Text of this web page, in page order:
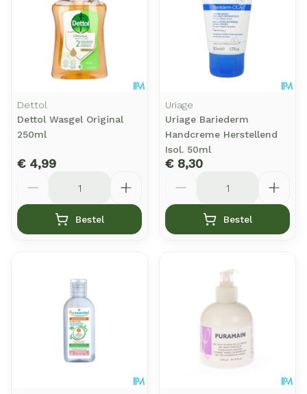
Dettol
Dettol Wasgel Original
250ml
€ 4,99
Bestel
Uriage
Uriage Bariederm
Handcreme Herstellend
Isol. 50ml
€ 8,30
Bestel